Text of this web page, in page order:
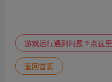
游戏运行遇到问题？点这里
返回首页